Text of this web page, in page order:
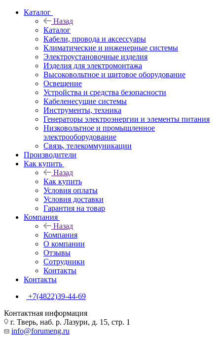
Каталог
Назад
Каталог
Кабели, провода и аксессуары
Климатические и инженерные системы
Электроустановочные изделия
Изделия для электромонтажа
Высоковольтное и щитовое оборудование
Освещение
Устройства и средства безопасности
Кабеленесущие системы
Инструменты, техника
Генераторы электроэнергии и элементы питания
Низковольтное и промышленное
электрооборудование
Связь, телекоммуникации
Производители
Как купить
Назад
Как купить
Условия оплаты
Условия доставки
Гарантия на товар
Компания
Назад
Компания
О компании
Отзывы
Сотрудники
Контакты
Контакты
+7(4822)39-44-69
Контактная информация
г. Тверь, наб. р. Лазури, д. 15, стр. 1
info@forumeng.ru